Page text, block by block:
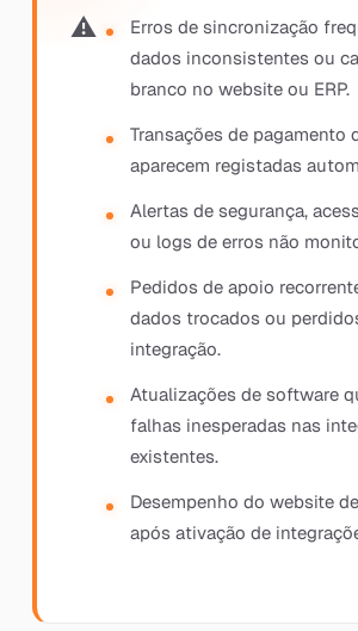
Erros de sincronização
dados inconsistentes ou
branco no website ou ERP.
Transações de pagamento
aparecem registadas
Alertas de segurança,
ou logs de erros não
Pedidos de apoio
dados trocados ou
integração.
Atualizações de software
falhas inesperadas nas
existentes.
Desempenho do website
após ativação de